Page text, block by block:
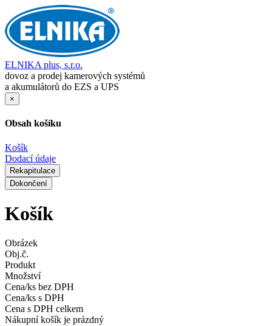
ELNIKA plus, s.r.o.
dovoz a prodej kamerových systémů
a akumulátorů do EZS a UPS
×
Obsah košíku
Košík
Dodací údaje
Rekapitulace
Dokončení
Košík
Obrázek
Obj.č.
Produkt
Množství
Cena/ks bez DPH
Cena/ks s DPH
Cena s DPH celkem
Nákupní košík je prázdný